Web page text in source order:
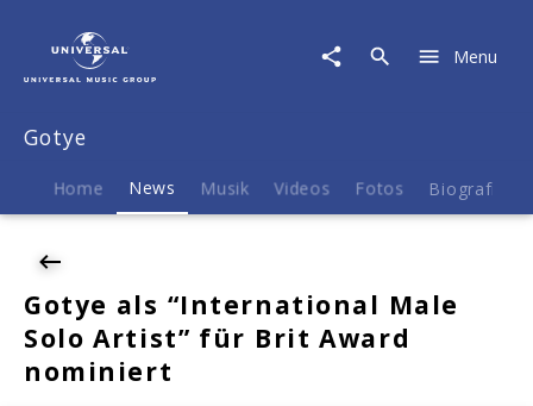
als
Solo
Award
nominiert
Menu
Gotye
Home News Musik Videos Fotos Biografie
Gotye als “International Male
Solo Artist” für Brit Award
nominiert